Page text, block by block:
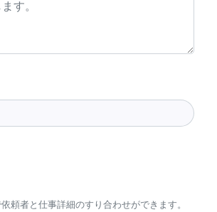
頼者と仕事詳細のすり合わせができます。